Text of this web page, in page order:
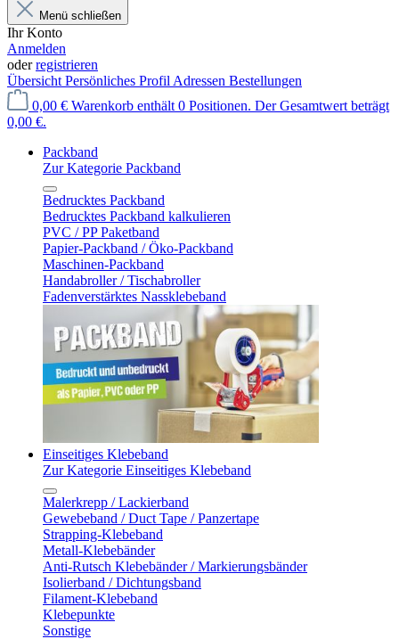
Menü schließen
Ihr Konto
Anmelden
oderregistrieren
Übersicht Persönliches Profil Adressen Bestellungen
0,00 € Warenkorb enthält 0 Positionen. Der Gesamtwert beträgt
0,00 €.
Packband
Zur Kategorie Packband
Bedrucktes Packband
Bedrucktes Packband kalkulieren
PVC / PP Paketband
Papier-Packband / Öko-Packband
Maschinen-Packband
Handabroller / Tischabroller
Fadenverstärktes Nassklebeband
Einseitiges Klebeband
Zur Kategorie Einseitiges Klebeband
Malerkrepp / Lackierband
Gewebeband / Duct Tape / Panzertape
Strapping-Klebeband
Metall-Klebebänder
Anti-Rutsch Klebebänder / Markierungsbänder
Isolierband / Dichtungsband
Filament-Klebeband
Klebepunkte
Sonstige